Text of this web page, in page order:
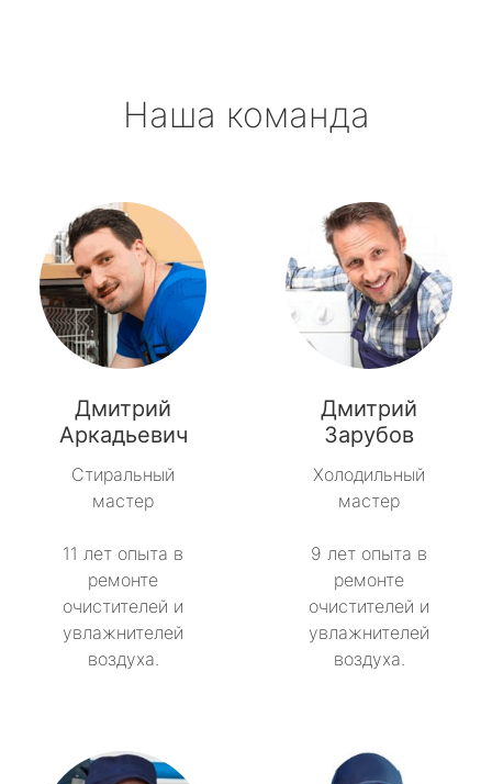
Наша команда
Дмитрий
Аркадьевич
Стиральный
мастер
11 лет опыта в
ремонте
очистителей и
увлажнителей
воздуха.
Дмитрий
Зарубов
Холодильный
мастер
9 лет опыта в
ремонте
очистителей и
увлажнителей
воздуха.